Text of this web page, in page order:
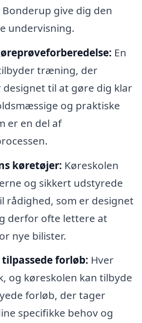
give dig den
undervisning.
En
træning, der
designet til at gøre dig klar
og praktiske
er en del af
køretøjer: Køreskolen
og sikkert udstyrede
rådighed, som er designet
derfor ofte lettere at
nye bilister.
forløb: Hver
og køreskolen kan tilbyde
forløb, der tager
specifikke behov og